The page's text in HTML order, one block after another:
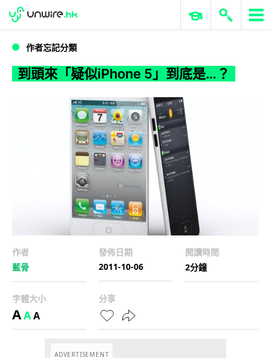
到頭來「疑似iPhone 5」到底是…？
WWDC 2026 ERP 與商業 AI
作者忘記分類
到頭來「疑似iPhone 5」到底是…？
作者
藍骨
發佈日期
2011-10-06
閱讀時間
2分鐘
字體大小
AAA
分享
ADVERTISEMENT